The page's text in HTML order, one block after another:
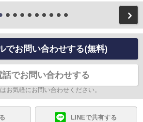
でお問い合わせする(無料)
話でお問い合わせする
お気軽にお問い合わせください。
LINEで共有する